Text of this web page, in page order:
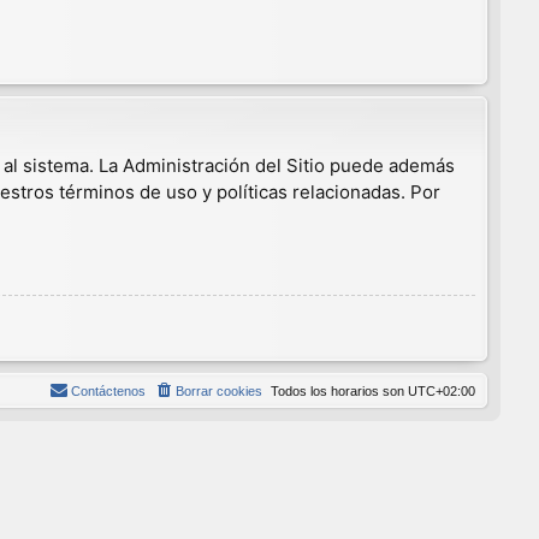
sistema. La Administración del Sitio puede además
términos de uso y políticas relacionadas. Por
Todos los horarios son UTC+02:00
Borrar cookies
Contáctenos